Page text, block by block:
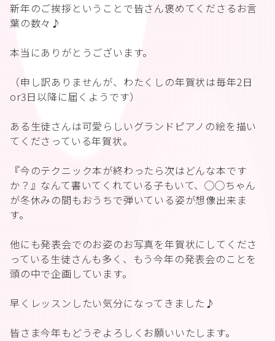
新年のご挨拶ということで皆さん褒めてくださるお言
葉の数々♪
本当にありがとうございます。
（申し訳ありませんが、わたくしの年賀状は毎年2日
or3日以降に届くようです）
ある生徒さんは可愛らしいグランドピアノの絵を描い
てくださっている年賀状。
『今のテクニック本が終わったら次はどんな本です
か？』なんて書いてくれている子もいて、◯◯ちゃん
が冬休みの間もおうちで弾いている姿が想像出来ま
す。
他にも発表会でのお姿のお写真を年賀状にしてくださ
っている生徒さんも多く、もう今年の発表会のことを
頭の中で企画しています。
早くレッスンしたい気分になってきました♪
皆さま今年もどうぞよろしくお願いいたします。